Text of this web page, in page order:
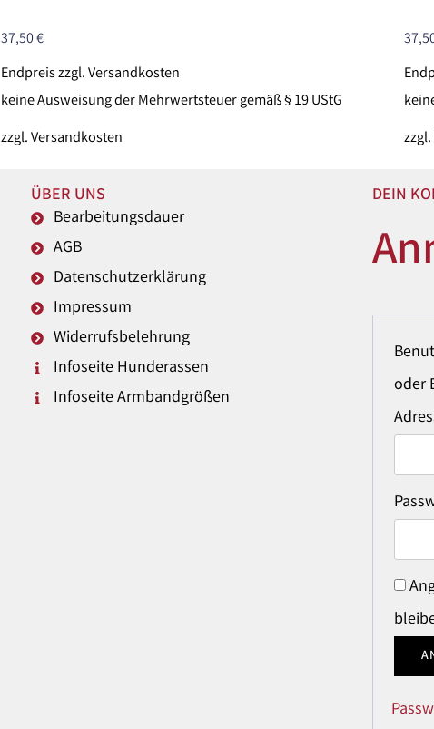
37,50€
Endpreis zzgl. Versandkosten
keine Ausweisung der Mehrwertsteuer gemäß § 19 UStG
zzgl.Versandkosten
zzgl.
ÜBER UNS
Bearbeitungsdauer
AGB
Datenschutzerklärung
Impressum
Widerrufsbelehrung
Infoseite Hunderassen
Infoseite Armbandgrößen
DEIN
oder